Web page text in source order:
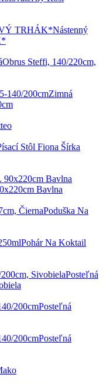
Nástenný
Obrus Steffi, 140/220cm,
Zimná
Stôl Fiona Šírka
Bavlna
Poduška Na
Pohár Na Koktail
Posteľná
Posteľná
Posteľná